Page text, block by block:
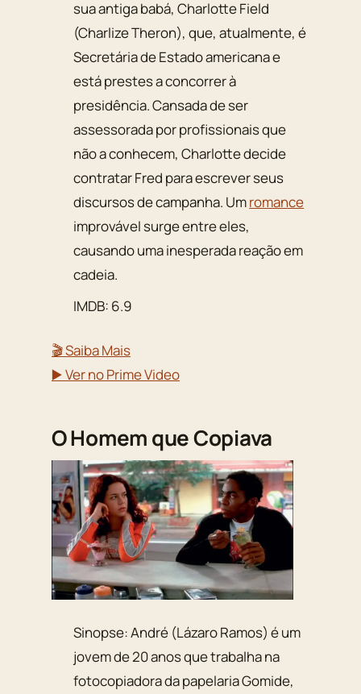
sua antiga babá, Charlotte Field
(Charlize Theron), que, atualmente, é
Secretária de Estado americana e
está prestes a concorrer à
presidência. Cansada de ser
assessorada por profissionais que
não a conhecem, Charlotte decide
contratar Fred para escrever seus
discursos de campanha. Umromance
improvável surge entre eles,
causando uma inesperada reação em
cadeia.
IMDB: 6.9
🎬 Saiba Mais
▶️ Ver no Prime Video
O Homem que Copiava
Sinopse: André (Lázaro Ramos) é um
jovem de 20 anos que trabalha na
fotocopiadora da papelaria Gomide,